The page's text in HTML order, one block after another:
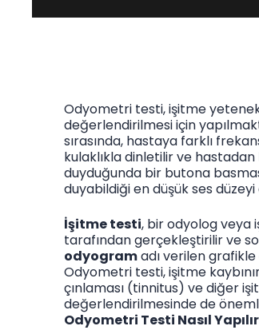
Odyometri testi, işitme
değerlendirilmesi için
sırasında, hastaya farklı
kulaklıkla dinletilir ve hastadan
duyduğunda bir butona
duyabildiği en düşük ses düzeyi
İşitme testi, bir odyolog veya
tarafından gerçekleştirilir ve
odyogramadı verilen
Odyometri testi, işitme
çınlaması (tinnitus) ve diğer
değerlendirilmesinde de
Odyometri Testi Nasıl